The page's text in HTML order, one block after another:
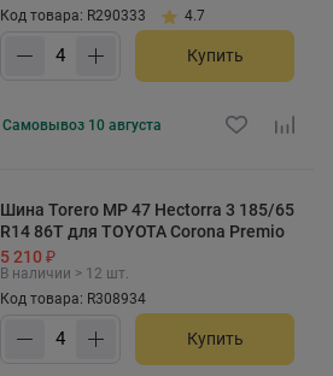
Код товара: R290333
4.7
Купить
Самовывоз 10 августа
Шина Torero MP 47 Hectorra 3 185/65
R14 86T для TOYOTA Corona Premio
5 210 ₽
В наличии > 12 шт.
Код товара: R308934
Купить